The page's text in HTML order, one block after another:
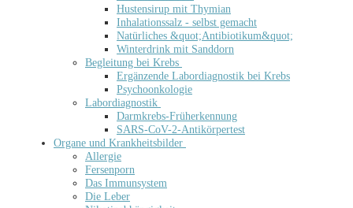
Hustensirup mit Thymian
Inhalationssalz - selbst gemacht
Natürliches &quot;Antibiotikum&quot;
Winterdrink mit Sanddorn
Begleitung bei Krebs
Ergänzende Labordiagnostik bei Krebs
Psychoonkologie
Labordiagnostik
Darmkrebs-Früherkennung
SARS-CoV-2-Antikörpertest
Organe und Krankheitsbilder
Allergie
Fersenporn
Das Immunsystem
Die Leber